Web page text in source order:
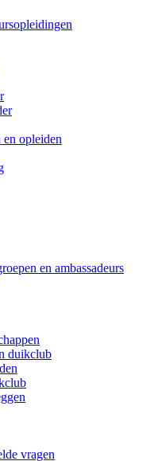
opleiden
en ambassadeurs
duikclub
vragen